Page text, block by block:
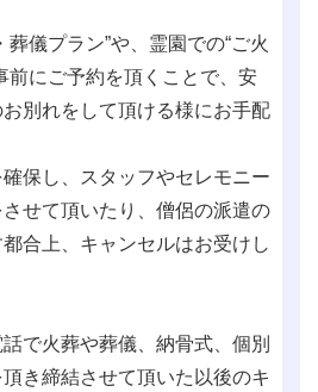
葬儀プラン”や、霊園での“ご火
前にご予約を頂くことで、安
別れをして頂ける様にお手配
保し、スタッフやセレモニー
せて頂いたり、僧侶の派遣の
合上、キャンセルはお受けし
で火葬や葬儀、納骨式、個別
き締結させて頂いた以後のキ